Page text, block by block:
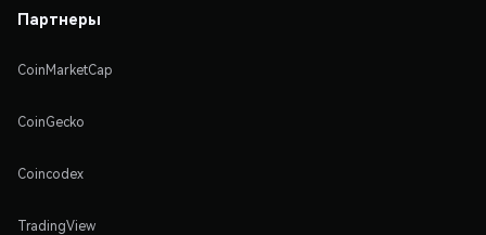
Партнеры
CoinMarketCap
CoinGecko
Coincodex
TradingView